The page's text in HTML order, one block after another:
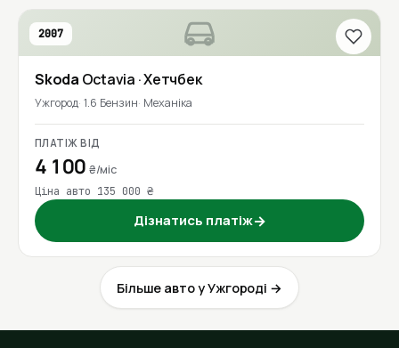
2007
Skoda Octavia · Хетчбек
Ужгород 1.6 Бензин Механіка
ПЛАТІЖ ВІД
4 100₴/міс
Ціна авто 135 000 ₴
Дізнатись платіж→
Більше авто у Ужгороді →